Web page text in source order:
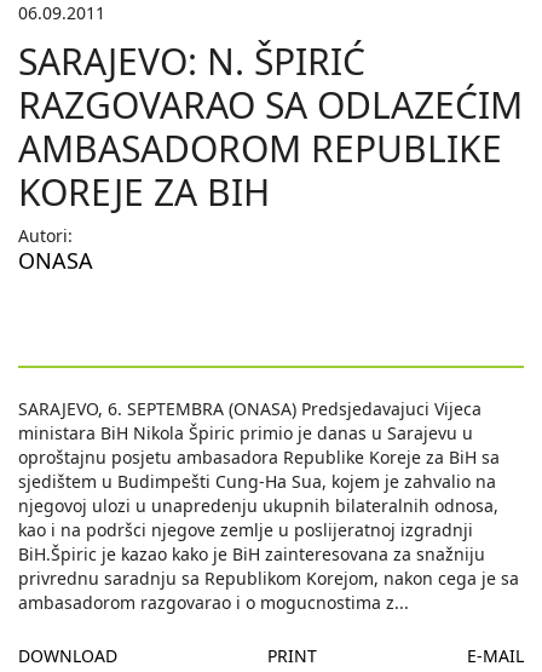
06.09.2011
SARAJEVO: N. ŠPIRIĆ
RAZGOVARAO SA ODLAZEĆIM
AMBASADOROM REPUBLIKE
KOREJE ZA BIH
Autori:
ONASA
SARAJEVO, 6. SEPTEMBRA (ONASA) Predsjedavajuci Vijeca
ministara BiH Nikola Špiric primio je danas u Sarajevu u
oproštajnu posjetu ambasadora Republike Koreje za BiH sa
sjedištem u Budimpešti Cung-Ha Sua, kojem je zahvalio na
njegovoj ulozi u unapredenju ukupnih bilateralnih odnosa,
kao i na podršci njegove zemlje u poslijeratnoj izgradnji
BiH.Špiric je kazao kako je BiH zainteresovana za snažniju
privrednu saradnju sa Republikom Korejom, nakon cega je sa
ambasadorom razgovarao i o mogucnostima z...
DOWNLOAD PRINT E-MAIL